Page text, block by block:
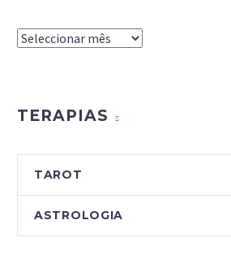
Arquivo
TERAPIAS
TAROT
ASTROLOGIA